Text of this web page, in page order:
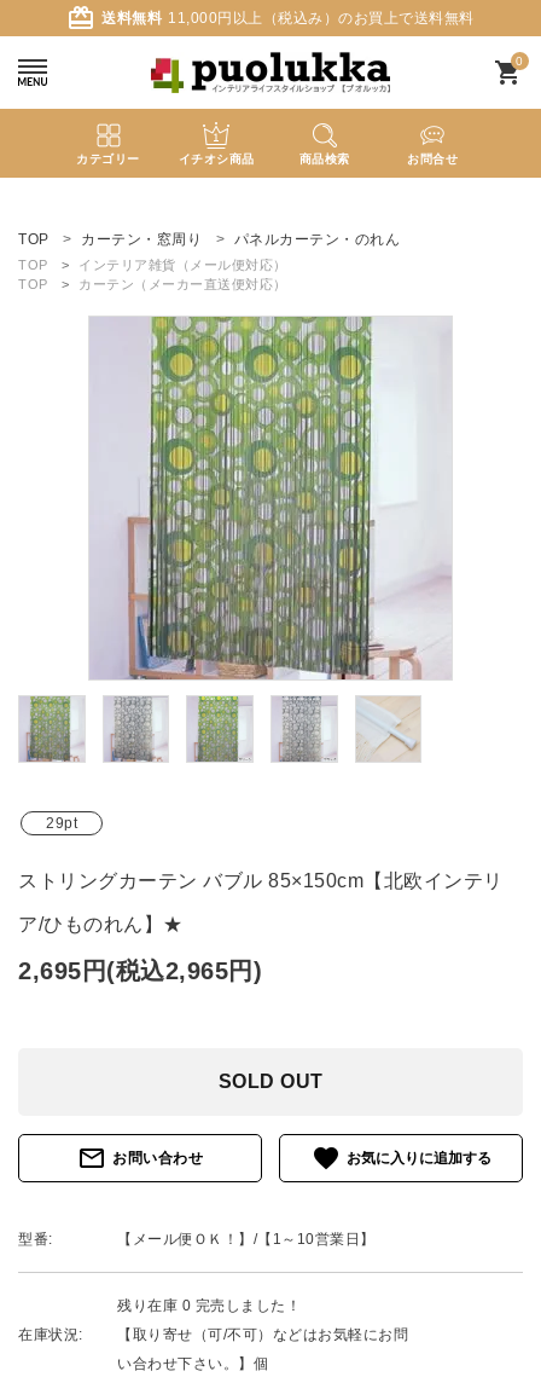
card_giftcard 送料無料 11,000円以上（税込み）のお買上で送料無料
0
shopping_cart
カテゴリー イチオシ商品 商品検索 お問合せ
ようこそ ゲスト 様
search
カテゴリーから探す
TOP カーテン・窓周り パネルカーテン・のれん
TOP
インテリア雑貨（メール便対応）
TOP
カーテン（メーカー直送便対応）
29pt
ストリングカーテン バブル 85×150cm【北欧インテリ
ア/ひものれん】★
2,695円(税込2,965円)
SOLD OUT
mail_outline お問い合わせ favorite
型番: 【メール便ＯＫ！】/【1～10営業日】
在庫状況:
残り在庫 0 完売しました！
【取り寄せ（可/不可）などはお気軽にお問
い合わせ下さい。】個